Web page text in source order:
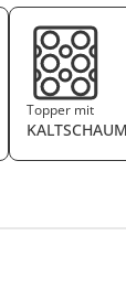
Topper mit